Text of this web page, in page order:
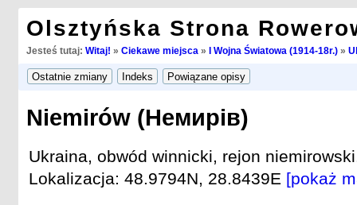
Olsztyńska Strona
Jesteś tutaj: Witaj! » Ciekawe miejsca » I Wojna Światowa (1914-18r.)»
Niemirów (Немирів)
Ukraina, obwód winnicki, rejon
Lokalizacja: 48.9794N, 28.8439E [pokaż